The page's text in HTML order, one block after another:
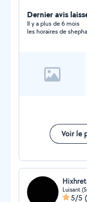
mais le ménage ne me fait pas peur je suis aide
soignant donc
vous ou dans un
de l'aide à domicile N'hésitez pas à me contacter pour
plus de
Dernier avis
Il y a plus de 6 mois
les horaires de
Voir le
Luisant
5/5